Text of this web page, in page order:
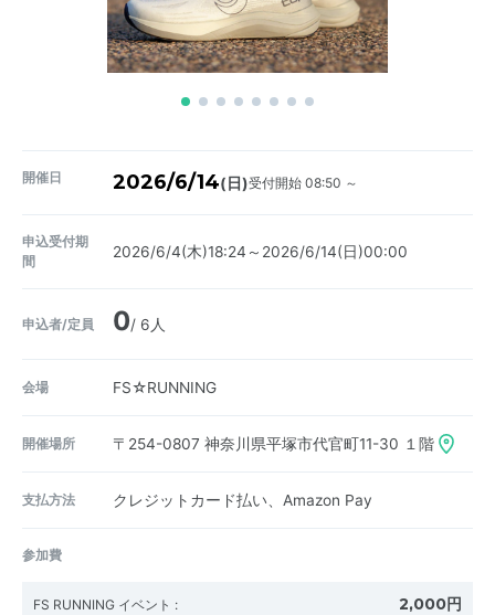
開催日 2026/6/14(日)受付開始 08:50 ～
申込受付期
間
2026/6/4(木)18:24～2026/6/14(日)00:00
申込者/定員 0/ 6人
会場 FS☆RUNNING
開催場所 〒254-0807 神奈川県平塚市代官町11-30 １階
支払方法 クレジットカード払い、Amazon Pay
参加費
FS RUNNING イベント : 2,000円